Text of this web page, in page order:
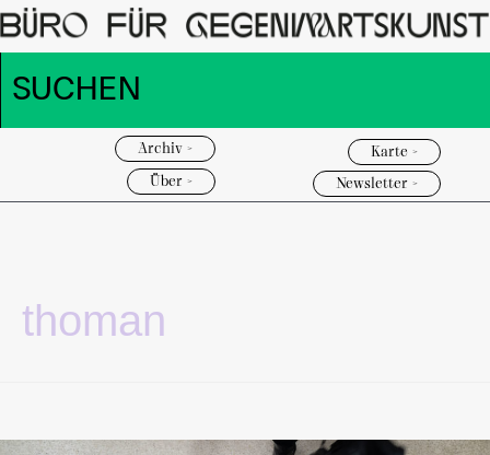
Archiv >
Über >
Karte >
Newsletter >
thoman